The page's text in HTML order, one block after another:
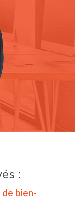
:
bien-